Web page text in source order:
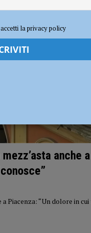
arrestato poco dopo la fuga
anche
Piacenza: “Un dolore in
la privacy policy